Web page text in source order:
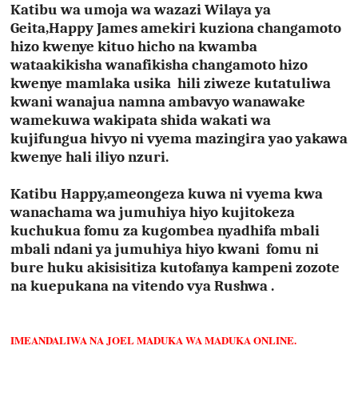
Katibu wa umoja wa wazazi Wilaya ya
Geita,Happy James amekiri kuziona changamoto
hizo kwenye kituo hicho na kwamba
wataakikisha wanafikisha changamoto hizo
kwenye mamlaka usika hili ziweze kutatuliwa
kwani wanajua namna ambavyo wanawake
wamekuwa wakipata shida wakati wa
kujifungua hivyo ni vyema mazingira yao yakawa
kwenye hali iliyo nzuri.
Katibu Happy,ameongeza kuwa ni vyema kwa
wanachama wa jumuhiya hiyo kujitokeza
kuchukua fomu za kugombea nyadhifa mbali
mbali ndani ya jumuhiya hiyo kwani fomu ni
bure huku akisisitiza kutofanya kampeni zozote
na kuepukana na vitendo vya Rushwa .
IMEANDALIWA NA JOEL MADUKA WA MADUKA ONLINE.